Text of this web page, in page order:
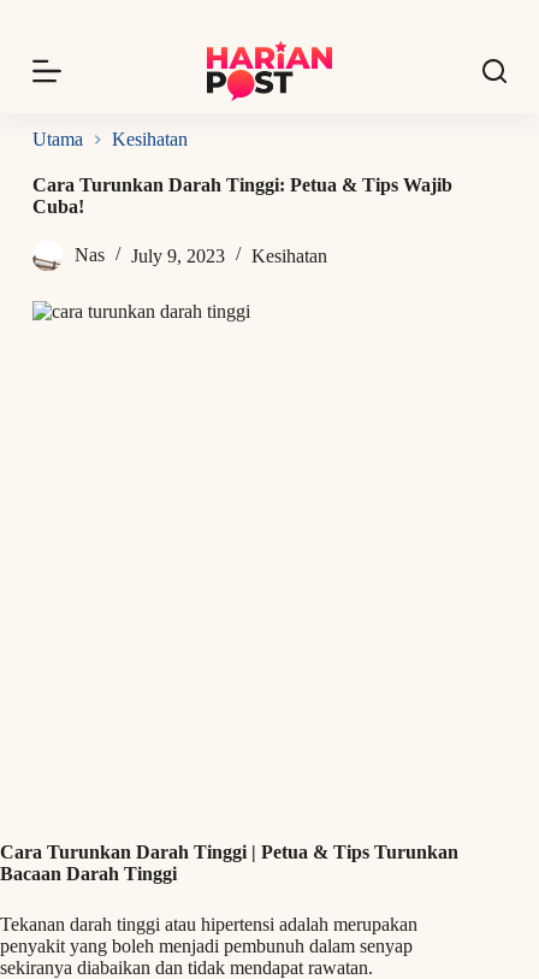
p
o
n
Utama Kesihatan
Cara Turunkan Darah Tinggi: Petua & Tips Wajib
Cuba!
Nas July 9, 2023 Kesihatan
Cara Turunkan Darah Tinggi | Petua & Tips Turunkan
Bacaan Darah Tinggi
Tekanan darah tinggi atau hipertensi adalah merupakan
penyakit yang boleh menjadi pembunuh dalam senyap
sekiranya diabaikan dan tidak mendapat rawatan.